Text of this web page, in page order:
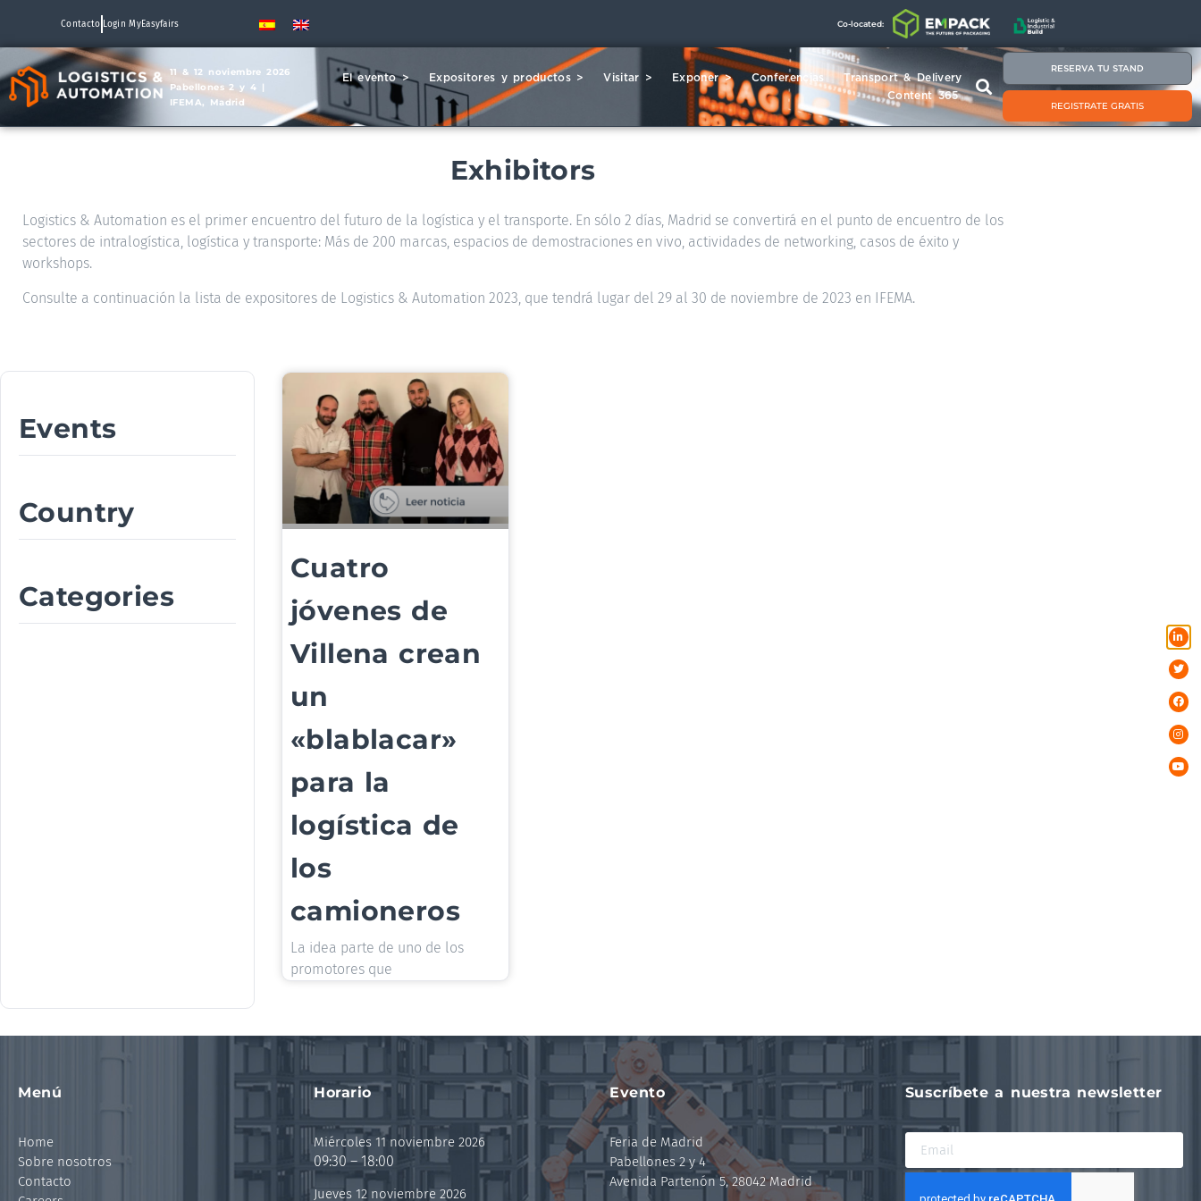
Contacto Login MyEasyfairs Co-located:
11 & 12 noviembre 2026
Pabellones 2 y 4 |
IFEMA, Madrid
El evento > Expositores y productos > Visitar > Exponer > Conferencias
Transport & Delivery
Content 365
RESERVA TU STAND
REGISTRATE GRATIS
Exhibitors
Logistics & Automation es el primer encuentro del futuro de la logística y el transporte. En sólo 2 días, Madrid se convertirá en el punto de encuentro de los
sectores de intralogística, logística y transporte: Más de 200 marcas, espacios de demostraciones en vivo, actividades de networking, casos de éxito y
workshops.
Consulte a continuación la lista de expositores de Logistics & Automation 2023, que tendrá lugar del 29 al 30 de noviembre de 2023 en IFEMA.
Events
Country
Categories
Cuatro
jóvenes de
Villena crean
un
«blablacar»
para la
logística de
los
camioneros
La idea parte de uno de los
promotores que
Menú
Home
Sobre nosotros
Contacto
Horario
Miércoles 11 noviembre 2026
09:30 – 18:00
Jueves 12 noviembre 2026
Evento
Feria de Madrid
Pabellones 2 y 4
Avenida Partenón 5, 28042 Madrid
Suscríbete a nuestra newsletter